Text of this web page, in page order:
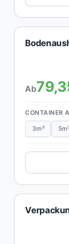
Ab
CONTAINER
3m³